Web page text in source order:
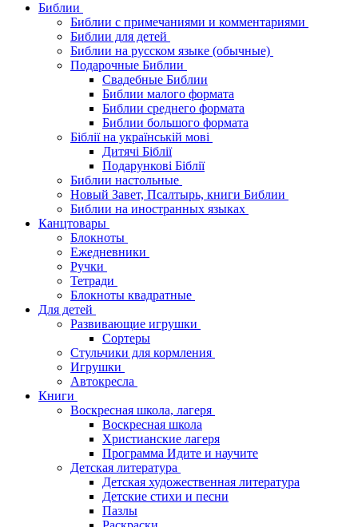
Библии
Библии с примечаниями и комментариями
Библии для детей
Библии на русском языке (обычные)
Подарочные Библии
Свадебные Библии
Библии малого формата
Библии среднего формата
Библии большого формата
Біблії на українській мові
Дитячі Біблії
Подарункові Біблії
Библии настольные
Новый Завет, Псалтырь, книги Библии
Библии на иностранных языках
Канцтовары
Блокноты
Ежедневники
Ручки
Тетради
Блокноты квадратные
Для детей
Развивающие игрушки
Сортеры
Стульчики для кормления
Игрушки
Автокресла
Книги
Воскресная школа, лагеря
Воскресная школа
Христианские лагеря
Программа Идите и научите
Детская литература
Детская художественная литература
Детские стихи и песни
Пазлы